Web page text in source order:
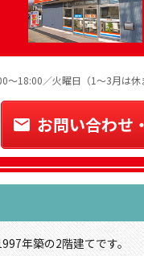
～18:00／火曜日（1～3月は休
お問い合わせ
年築の2階建てです。